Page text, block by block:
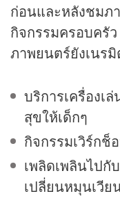
ก่อนและหลังชมภ
กิจกรรมครอบครั
ภาพยนตร์ยังเนร
บริการเครื่องเ
สุขให้เด็กๆ
กิจกรรมเวิร์กช็
เพลิดเพลินไป
เปลี่ยนหมุนเวี